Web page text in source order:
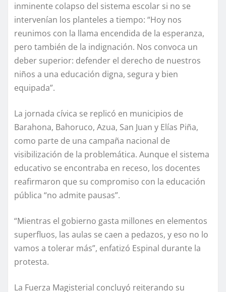
inminente colapso del sistema escolar si no se
intervenían los planteles a tiempo: “Hoy nos
reunimos con la llama encendida de la esperanza,
pero también de la indignación. Nos convoca un
deber superior: defender el derecho de nuestros
niños a una educación digna, segura y bien
equipada”.
La jornada cívica se replicó en municipios de
Barahona, Bahoruco, Azua, San Juan y Elías Piña,
como parte de una campaña nacional de
visibilización de la problemática. Aunque el sistema
educativo se encontraba en receso, los docentes
reafirmaron que su compromiso con la educación
pública “no admite pausas”.
“Mientras el gobierno gasta millones en elementos
superfluos, las aulas se caen a pedazos, y eso no lo
vamos a tolerar más”, enfatizó Espinal durante la
protesta.
La Fuerza Magisterial concluyó reiterando su